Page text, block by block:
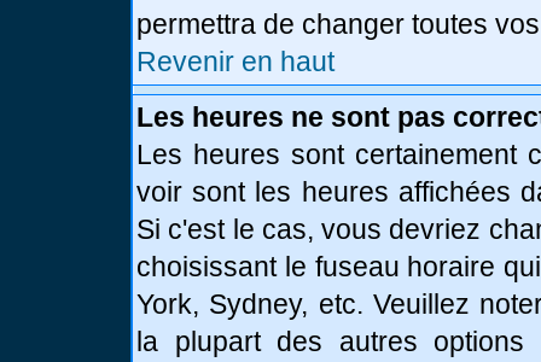
permettra de changer toutes
Revenir en haut
Les heures ne sont pas
Les heures sont certainement
voir sont les heures affichées
Si c'est le cas, vous devriez
choisissant le fuseau horaire
York, Sydney, etc. Veuillez
la plupart des autres options